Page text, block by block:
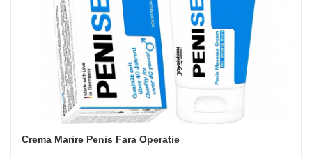
Crema Marire Penis Fara Operatie